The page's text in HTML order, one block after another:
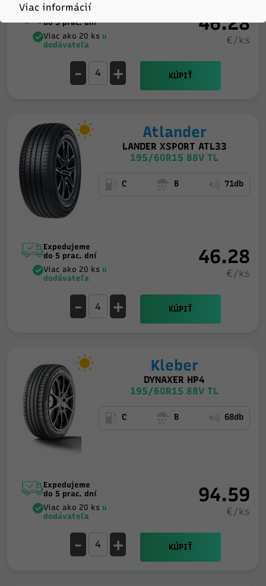
Expedujeme
do 5 prac. dní
Viac ako 20 ks u
dodávateľa
46.28
€/ks
- + KÚPIŤ
Atlander
LANDER XSPORT ATL33
195/60R15 88V TL
C B 71db
Expedujeme
do 5 prac. dní
Viac ako 20 ks u
dodávateľa
46.28
€/ks
- + KÚPIŤ
Kleber
DYNAXER HP4
195/60R15 88V TL
C B 68db
Expedujeme
do 5 prac. dní
Viac ako 20 ks u
dodávateľa
94.59
€/ks
- + KÚPIŤ
Viac informácií